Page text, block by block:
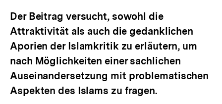
Der Beitrag versucht, sowohl die
Attraktivität als auch die gedanklichen
Aporien der Islamkritik zu erläutern, um
nach Möglichkeiten einer sachlichen
Auseinandersetzung mit problematischen
Aspekten des Islams zu fragen.